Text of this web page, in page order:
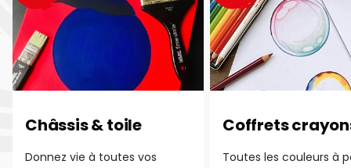
Châssis & toile
Donnez vie à toutes vos
Coffrets
Toutes les couleurs à